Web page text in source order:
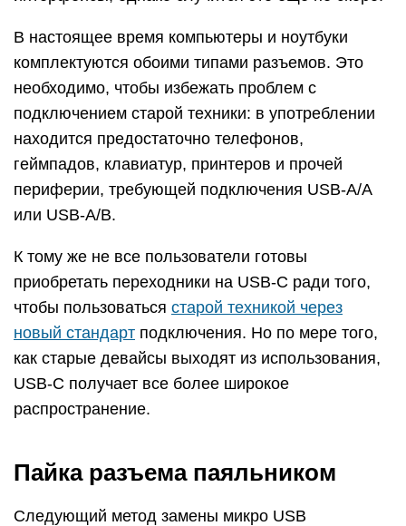
В настоящее время компьютеры и ноутбуки
комплектуются обоими типами разъемов. Это
необходимо, чтобы избежать проблем с
подключением старой техники: в употреблении
находится предостаточно телефонов,
геймпадов, клавиатур, принтеров и прочей
периферии, требующей подключения USB-A/A
или USB-A/B.
К тому же не все пользователи готовы
приобретать переходники на USB-C ради того,
чтобы пользоваться старой техникой через
новый стандарт подключения. Но по мере того,
как старые девайсы выходят из использования,
USB-C получает все более широкое
распространение.
Пайка разъема паяльником
Следующий метод замены микро USB